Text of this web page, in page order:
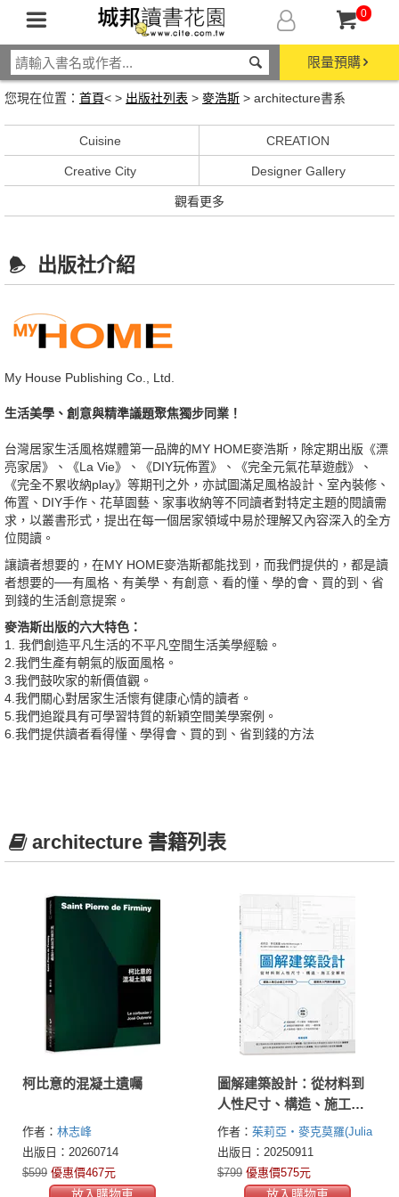
0
限量預購
您現在位置： 首頁< > 出版社列表 > 麥浩斯 > architecture書系
Cuisine CREATION
Creative City Designer Gallery
觀看更多
出版社介紹
My House Publishing Co., Ltd.
生活美學、創意與精準議題聚焦獨步同業！
台灣居家生活風格媒體第一品牌的MY HOME麥浩斯，除定期出版《漂
亮家居》、《La Vie》、《DIY玩佈置》、《完全元氣花草遊戲》、
《完全不累收納play》等期刊之外，亦試圖滿足風格設計、室內裝修、
佈置、DIY手作、花草園藝、家事收納等不同讀者對特定主題的閱讀需
求，以叢書形式，提出在每一個居家領域中易於理解又內容深入的全方
位閱讀。
讓讀者想要的，在MY HOME麥浩斯都能找到，而我們提供的，都是讀
者想要的──有風格、有美學、有創意、看的懂、學的會、買的到、省
到錢的生活創意提案。
麥浩斯出版的六大特色：
1. 我們創造平凡生活的不平凡空間生活美學經驗。
2.我們生產有朝氣的版面風格。
3.我們鼓吹家的新價值觀。
4.我們關心對居家生活懷有健康心情的讀者。
5.我們追蹤具有可學習特質的新穎空間美學案例。
6.我們提供讀者看得懂、學得會、買的到、省到錢的方法
architecture 書籍列表
柯比意的混凝土遺囑
作者： 林志峰
出版日：20260714
$599 優惠價467元
圖解建築設計：從材料到
人性尺寸、構造、施工全
解析
作者： 茱莉亞・麥克莫羅(Julia
McMorrough)
出版日：20250911
$799 優惠價575元